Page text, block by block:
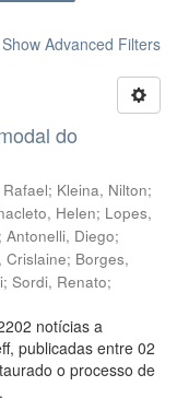
Show Advanced Filters
do
; Kleina, Nilton;
Helen; Lopes,
; Antonelli, Diego;
Crislaine; Borges,
; Sordi, Renato;
notícias a
publicadas entre 02
o processo de